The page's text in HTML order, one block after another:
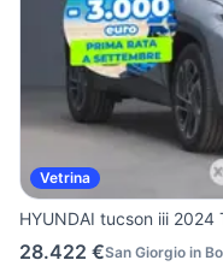
Vetrina
HYUNDAI tucson iii 2024
28.422 €San Giorgio in